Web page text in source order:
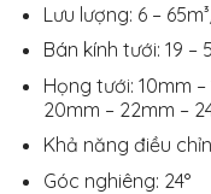
Lưu lượng: 6 –
Bán kính tưới: 19 –
Họng tưới: 10mm –
20mm – 22mm –
Khả năng điều
Góc nghiêng: 24°